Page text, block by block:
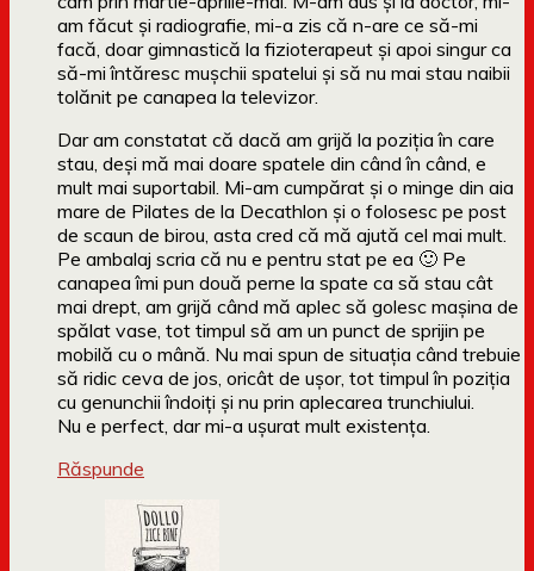
am făcut și radiografie, mi-a zis că n-are ce să-mi
facă, doar gimnastică la fizioterapeut și apoi singur ca
să-mi întăresc mușchii spatelui și să nu mai stau naibii
tolănit pe canapea la televizor.
Dar am constatat că dacă am grijă la poziția în care
stau, deși mă mai doare spatele din când în când, e
mult mai suportabil. Mi-am cumpărat și o minge din aia
mare de Pilates de la Decathlon și o folosesc pe post
de scaun de birou, asta cred că mă ajută cel mai mult.
Pe ambalaj scria că nu e pentru stat pe ea 🙂 Pe
canapea îmi pun două perne la spate ca să stau cât
mai drept, am grijă când mă aplec să golesc mașina de
spălat vase, tot timpul să am un punct de sprijin pe
mobilă cu o mână. Nu mai spun de situația când trebuie
să ridic ceva de jos, oricât de ușor, tot timpul în poziția
cu genunchii îndoiți și nu prin aplecarea trunchiului.
Nu e perfect, dar mi-a ușurat mult existența.
Răspunde